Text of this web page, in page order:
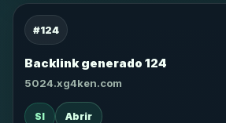
#124
Backlink generado 124
5024.xg4ken.com
SI Abrir